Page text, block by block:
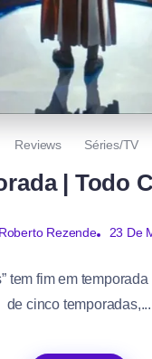
Reviews Séries/TV
| Todo
Roberto Rezende 23 De
tem fim em
de cinco temporadas,...